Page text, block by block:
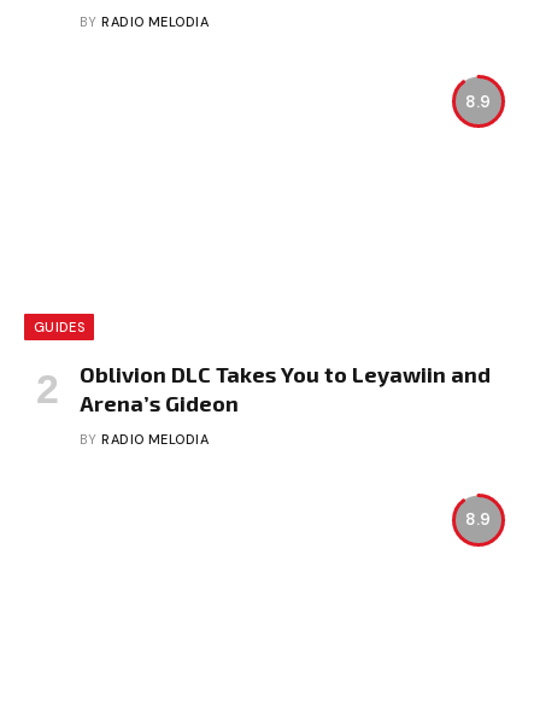
BY RADIO MELODIA
8.9
GUIDES
Oblivion DLC Takes You to Leyawiin and
Arena’s Gideon
BY RADIO MELODIA
8.9